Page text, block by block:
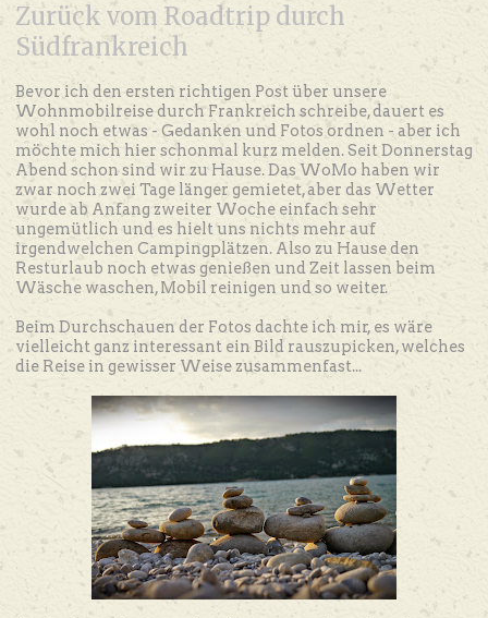
Zurück vom Roadtrip durch
Südfrankreich
Bevor ich den ersten richtigen Post über unsere
Wohnmobilreise durch Frankreich schreibe, dauert es
wohl noch etwas - Gedanken und Fotos ordnen - aber ich
möchte mich hier schonmal kurz melden. Seit Donnerstag
Abend schon sind wir zu Hause. Das WoMo haben wir
zwar noch zwei Tage länger gemietet, aber das Wetter
wurde ab Anfang zweiter Woche einfach sehr
ungemütlich und es hielt uns nichts mehr auf
irgendwelchen Campingplätzen. Also zu Hause den
Resturlaub noch etwas genießen und Zeit lassen beim
Wäsche waschen, Mobil reinigen und so weiter.
Beim Durchschauen der Fotos dachte ich mir, es wäre
vielleicht ganz interessant ein Bild rauszupicken, welches
die Reise in gewisser Weise zusammenfast...